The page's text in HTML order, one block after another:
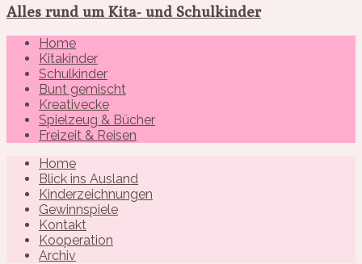
Alles rund um Kita- und Schulkinder
Home
Kitakinder
Schulkinder
Bunt gemischt
Kreativecke
Spielzeug & Bücher
Freizeit & Reisen
Home
Blick ins Ausland
Kinderzeichnungen
Gewinnspiele
Kontakt
Kooperation
Archiv